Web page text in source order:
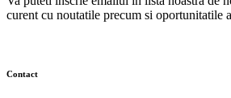
curent cu noutatile precum si oportunitatile
Contact